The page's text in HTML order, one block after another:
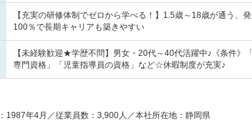
【充実の研修体制でゼロから学べる！】1.5歳～18歳が通う、
100％で長期キャリアも築きやすい
【未経験歓迎★学歴不問】男女・20代～40代活躍中♪《条件》
専門資格」「児童指導員の資格」など☆休暇制度が充実♪
1987年4月／従業員数：3,900人／本社所在地：静岡県